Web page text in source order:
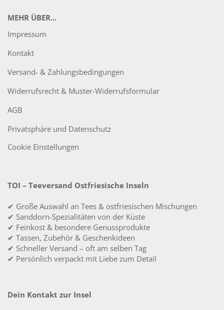
MEHR ÜBER...
Impressum
Kontakt
Versand- & Zahlungsbedingungen
Widerrufsrecht & Muster-Widerrufsformular
AGB
Privatsphäre und Datenschutz
Cookie Einstellungen
TOI – Teeversand Ostfriesische Inseln
✔ Große Auswahl an Tees & ostfriesischen Mischungen
✔ Sanddorn-Spezialitäten von der Küste
✔ Feinkost & besondere Genussprodukte
✔ Tassen, Zubehör & Geschenkideen
✔ Schneller Versand – oft am selben Tag
✔ Persönlich verpackt mit Liebe zum Detail
Dein Kontakt zur Insel